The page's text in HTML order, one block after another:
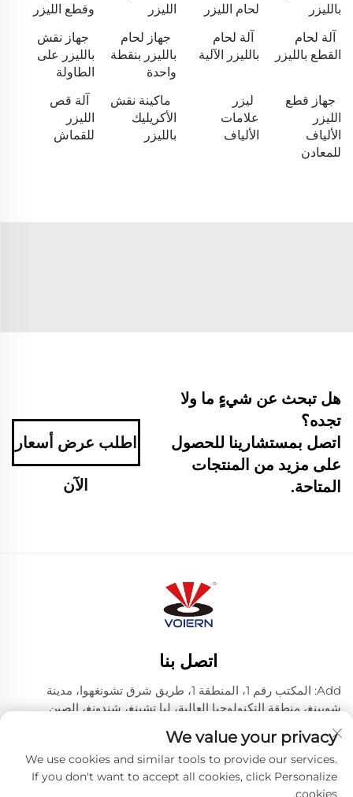
بالليزر
لحام الليزر
الليزر
وقطع الليزر
آلة لحام
القطع بالليزر
آلة لحام
بالليزر الآلية
جهاز لحام
بالليزر بنقطة
واحدة
جهاز نقش
بالليزر على
الطاولة
جهاز قطع
الليزر
الألياف
للمعادن
ليزر
علامات
الألياف
ماكينة نقش
الأكريليك
بالليزر
آلة قص
الليزر
للقماش
هل تبحث عن شيءٍ ما ولا
تجده؟
اتصل بمستشارينا للحصول
على مزيد من المنتجات
المتاحة.
اطلب عرض أسعار
الآن
اتصل بنا
Add: المكتب رقم 1، المنطقة 1، طريق شرق تشونغهوا، مدينة
شويينغ، منطقة التكنولوجيا العالية، ليا تشينغ، شندونغ، الصين
هاتف:+86-635 8512218
البريد الإلكتروني:[email protected]
We value your privacy
We use cookies and similar tools to provide our services.
If you don't want to accept all cookies, click Personalize
cookies.